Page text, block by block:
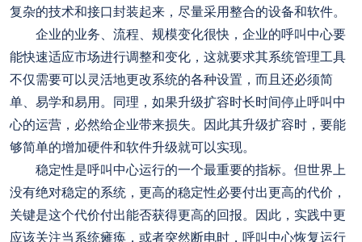
复杂的技术和接口封装起来，尽量采用整合的设备和软件。
企业的业务、流程、规模变化很快，企业的呼叫中心要
能快速适应市场进行调整和变化，这就要求其系统管理工具
不仅需要可以灵活地更改系统的各种设置，而且还必须简
单、易学和易用。同理，如果升级扩容时长时间停止呼叫中
心的运营，必然给企业带来损失。因此其升级扩容时，要能
够简单的增加硬件和软件升级就可以实现。
稳定性是呼叫中心运行的一个最重要的指标。但世界上
没有绝对稳定的系统，更高的稳定性必要付出更高的代价，
关键是这个代价付出能否获得更高的回报。因此，实践中更
应该关注当系统瘫痪，或者突然断电时，呼叫中心恢复运行